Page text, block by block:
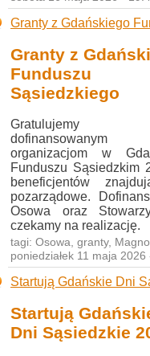
Granty z Gdańskiego
Granty z
Funduszu
Sąsiedzkiego
dofinansowanym
organizacjom w
Funduszu Sąsiedzkim
beneficjentów
pozarządowe.
Osowa oraz
czekamy na realizację.
tagi: Osowa, granty,
poniedziałek 11 maja
Startują Gdańskie Dni
Startują
Dni Sąsiedzkie